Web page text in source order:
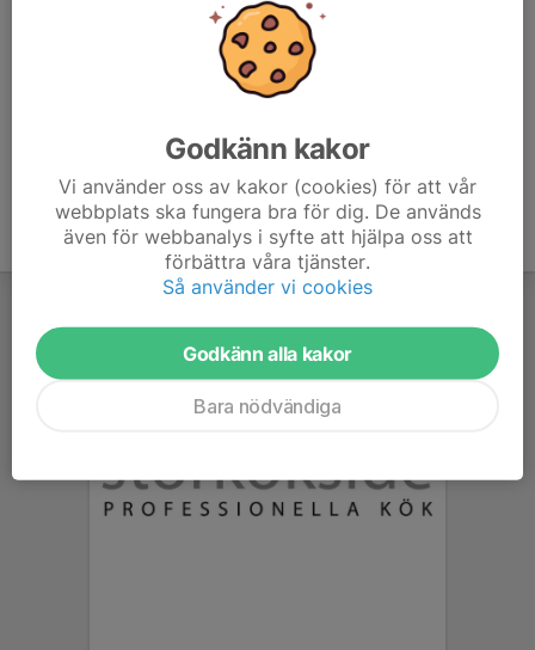
Godkänn kakor
Vi använder oss av kakor (cookies) för att vår
webbplats ska fungera bra för dig. De används
även för webbanalys i syfte att hjälpa oss att
förbättra våra tjänster.
Så använder vi cookies
Godkänn alla kakor
Bara nödvändiga